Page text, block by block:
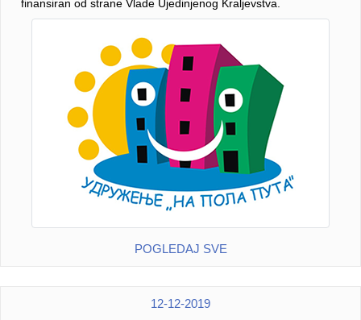
finansiran od strane Vlade Ujedinjenog Kraljevstva.
POGLEDAJ SVE
12-12-2019